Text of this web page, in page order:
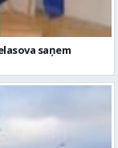
saņem